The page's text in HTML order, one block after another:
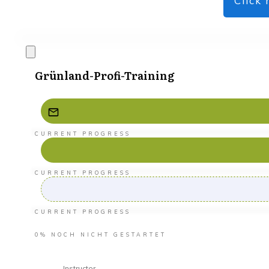
Grünland-Profi-Training
CURRENT PROGRESS
CURRENT PROGRESS
CURRENT PROGRESS
0% NOCH NICHT GESTARTET